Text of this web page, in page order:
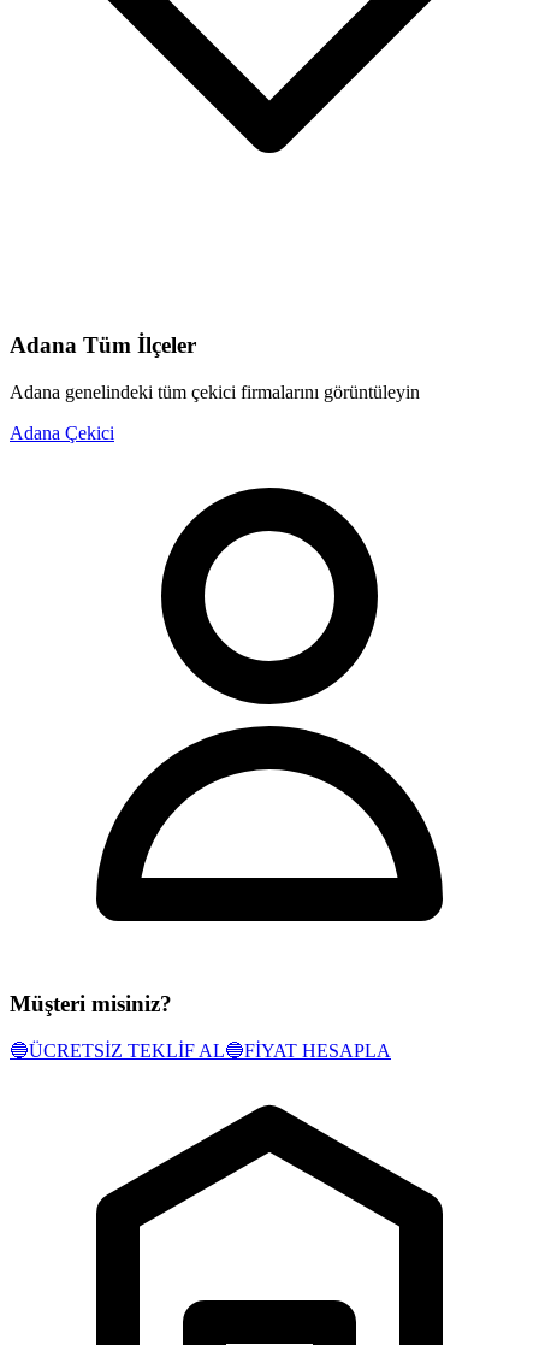
Adana Tüm İlçeler
Adana genelindeki tüm çekici firmalarını görüntüleyin
Adana Çekici
Müşteri misiniz?
🔵ÜCRETSİZ TEKLİF AL🔵FİYAT HESAPLA